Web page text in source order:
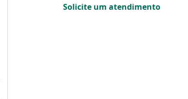
Solicite um atendimento